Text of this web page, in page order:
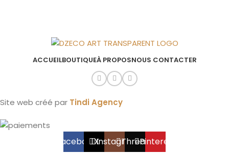
ACCUEILBOUTIQUEÀ PROPOSNOUS CONTACTER
Site web créé par Tindi Agency
FacebookXInstagramThreadsPinterest